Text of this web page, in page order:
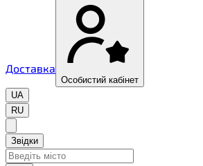
Доставка
Особистий кабінет
UA
RU
Звідки